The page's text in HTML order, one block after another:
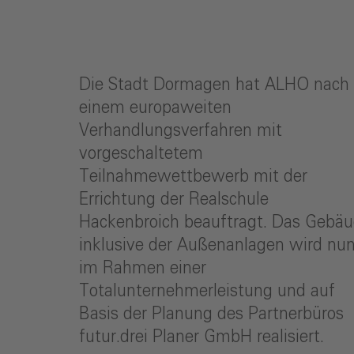
Die Stadt Dormagen hat ALHO nach
einem europaweiten
Verhandlungsverfahren mit
vorgeschaltetem
Teilnahmewettbewerb mit der
Errichtung der Realschule
Hackenbroich beauftragt. Das
inklusive der Außenanlagen wird nun
im Rahmen einer
Totalunternehmerleistung und auf
Basis der Planung des Partnerbüros
futur.drei Planer GmbH realisiert.